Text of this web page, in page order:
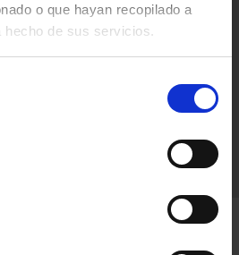
o que hayan recopilado a
hecho de sus servicios.